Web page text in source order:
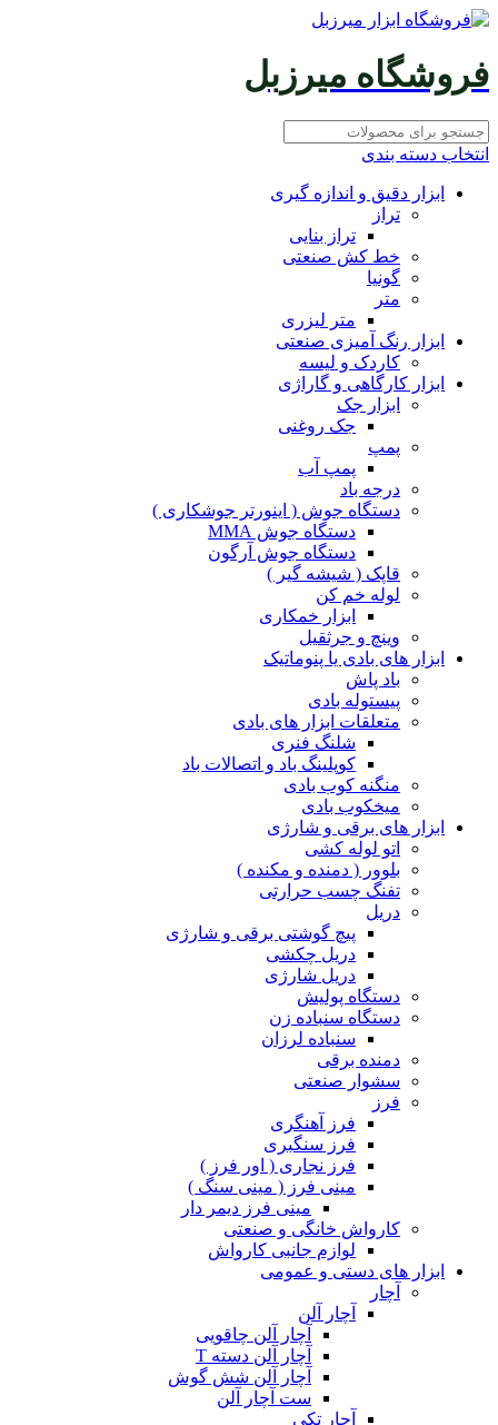
فروشگاه میرزبل
انتخاب دسته بندی
ابزار دقیق و اندازه گیری
تراز
تراز بنایی
خط کش صنعتی
گونیا
متر
متر لیزری
ابزار رنگ آمیزی صنعتی
کاردک و لیسه
ابزار کارگاهی و گاراژی
ابزار جک
جک روغنی
پمپ
پمپ آب
درجه باد
دستگاه جوش ( اینورتر جوشکاری )
دستگاه جوش MMA
دستگاه جوش آرگون
قاپک ( شیشه گیر )
لوله خم کن
ابزار خمکاری
وینچ و جرثقیل
ابزار های بادی یا پنوماتیک
باد پاش
پیستوله بادی
متعلقات ابزار های بادی
شلنگ فنری
کوپلینگ باد و اتصالات باد
منگنه کوب بادی
میخکوب بادی
ابزار های برقی و شارژی
اتو لوله کشی
بلوور ( دمنده و مکنده )
تفنگ چسب حرارتی
دریل
پیچ گوشتی برقی و شارژی
دریل چکشی
دریل شارژی
دستگاه پولیش
دستگاه سنباده زن
سنباده لرزان
دمنده برقی
سشوار صنعتی
فرز
فرز آهنگری
فرز سنگبری
فرز نجاری ( اور فرز )
مینی فرز ( مینی سنگ )
مینی فرز دیمر دار
کارواش خانگی و صنعتی
لوازم جانبی کارواش
ابزار های دستی و عمومی
آچار
آچار آلن
آچار آلن چاقویی
آچار آلن دسته T
آچار آلن شش گوش
ست آچار آلن
آچار تکی